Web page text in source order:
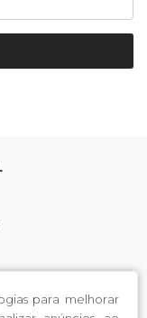
para melhorar